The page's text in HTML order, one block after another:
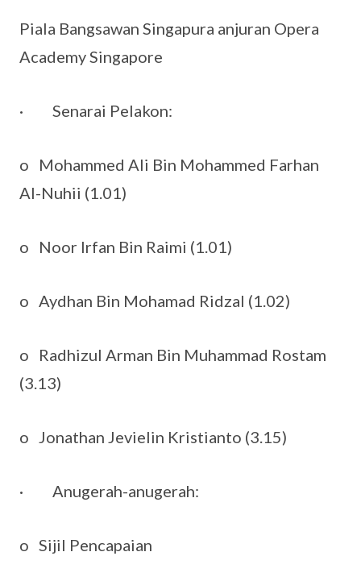
Piala Bangsawan Singapura anjuran Opera
Academy Singapore
· Senarai Pelakon:
o Mohammed Ali Bin Mohammed Farhan
Al-Nuhii (1.01)
o Noor Irfan Bin Raimi (1.01)
o Aydhan Bin Mohamad Ridzal (1.02)
o Radhizul Arman Bin Muhammad Rostam
(3.13)
o Jonathan Jevielin Kristianto (3.15)
· Anugerah-anugerah:
o Sijil Pencapaian